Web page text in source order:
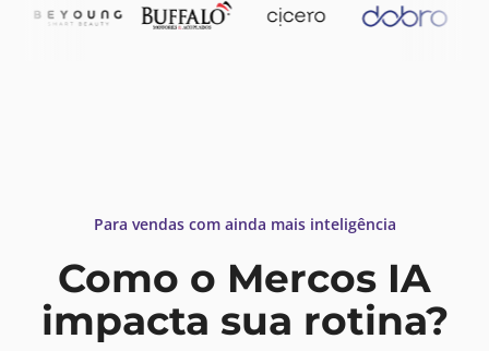
Para vendas com ainda mais inteligência
Como o Mercos IA
impacta sua rotina?